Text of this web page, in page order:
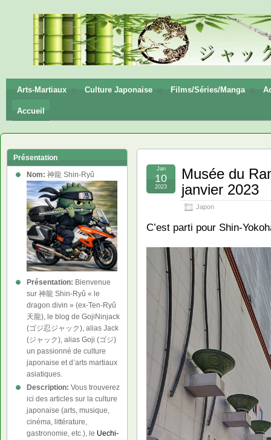
神龍
Shin-
Ryū
Arts-Martiaux Culture Japonaise Films/Séries/Manga
Accueil
Musée du
janvier 2023
Japon
Jan
10
2023
C’est parti pour Shin-
Présentation
Nom: 神龍 Shin-Ryû
Présentation: Bienvenue
sur 神龍 Shin-Ryû « le
dragon divin » (ex-Ten-Ryû
天龍), le blog de GojiNinjack
(ゴジ忍ジャック), alias Jack
(ジャック), alias Goji (ゴジ)
un passionné de culture
japonaise et d’arts martiaux
asiatiques.
Description: Vous trouverez
ici des articles sur la culture
japonaise (arts, musique,
cinéma, littérature,
gastronomie, etc.), le Uechi-